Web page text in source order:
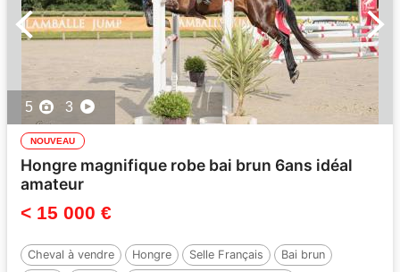
5 3
NOUVEAU
Hongre magnifique robe bai brun 6ans idéal
amateur
< 15 000 €
Cheval à vendre Hongre Selle Français
Bai brun